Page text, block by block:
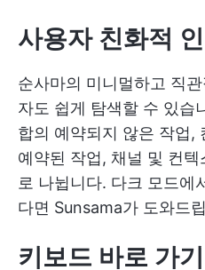
사용자 친화적
순사마의 미니멀하고 직
자도 쉽게 탐색할 수 있습
합의 예약되지 않은 작업,
예약된 작업, 채널 및 컨
로 나뉩니다. 다크 모드에
다면 Sunsama가 도와드
키보드 바로 가기